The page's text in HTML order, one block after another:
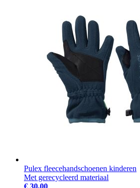
Pulex fleecehandschoenen kinderen
Met gerecycleerd materiaal